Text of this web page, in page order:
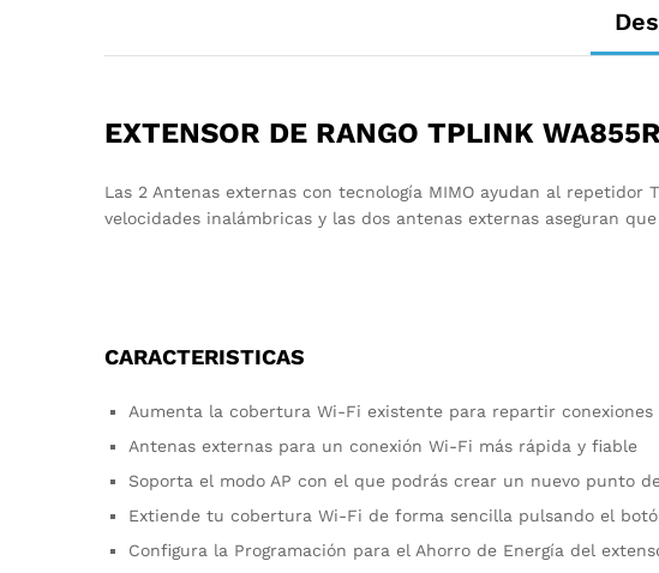
EXTENSOR DE RANGO TPLINK
Las 2 Antenas externas con tecnología MIMO ayudan al
velocidades inalámbricas y las dos antenas externas aseguran
CARACTERISTICAS
Aumenta la cobertura Wi-Fi existente para repartir
Antenas externas para un conexión Wi-Fi más rápida y fiable
Soporta el modo AP con el que podrás crear un nuevo punto
Extiende tu cobertura Wi-Fi de forma sencilla pulsando el
Configura la Programación para el Ahorro de Energía del